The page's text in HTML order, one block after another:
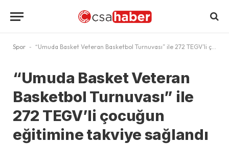
Spor - “Umuda Basket Veteran Basketbol Turnuvası” ile 272 TEGV’li çocuğun eğitimine takviye sağlandı
“Umuda Basket Veteran
Basketbol Turnuvası” ile
272 TEGV’li çocuğun
eğitimine takviye sağlandı